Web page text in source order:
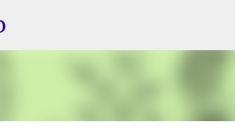
para o conteúdo principal